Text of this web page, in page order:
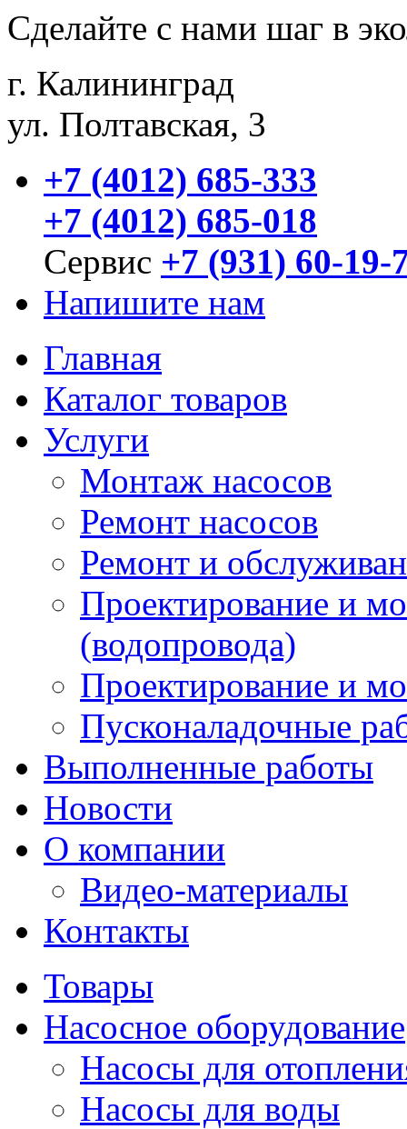
Сделайте с нами шаг в
г. Калининград
ул. Полтавская, 3
+7 (4012) 685-333
+7 (4012) 685-018
Сервис +7 (931) 60-19-
Напишите нам
Главная
Каталог товаров
Услуги
Монтаж насосов
Ремонт насосов
Ремонт и
Проектирование и
(водопровода)
Проектирование и
Пусконаладочные
Выполненные работы
Новости
О компании
Видео-материалы
Контакты
Товары
Насосное оборудование
Насосы для
Насосы для воды